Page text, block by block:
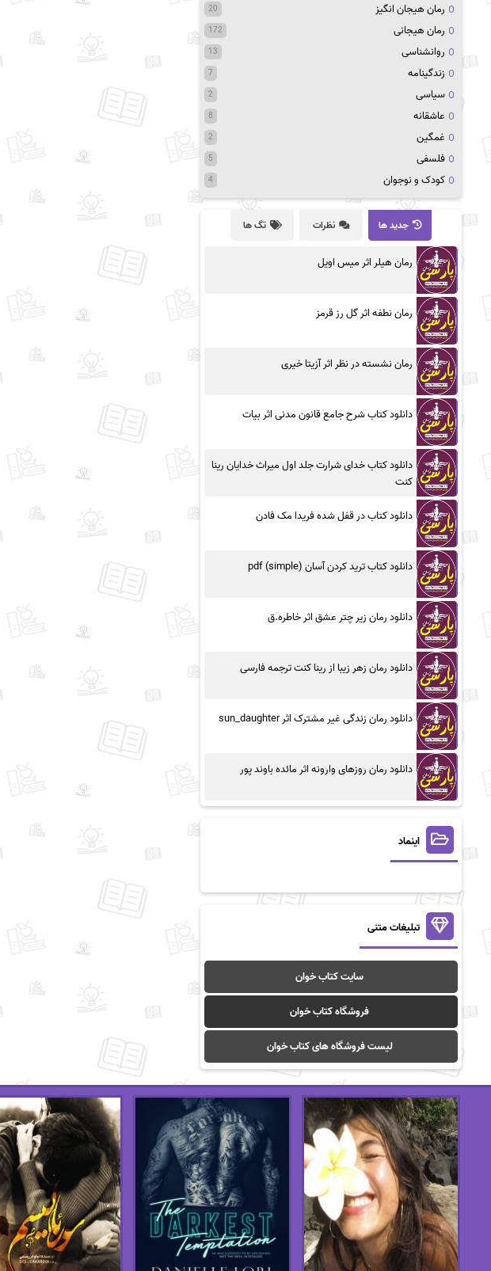
رمان هیجان انگیز 20
رمان هیجانی 172
روانشناسی 13
زندگینامه 7
سیاسی 2
عاشقانه 8
غمگین 2
فلسفی 5
کودک و نوجوان 4
جدید ها نظرات تگ ها
رمان هیلر اثر میس اویل
رمان نطفه اثر گل رز قرمز
رمان نشسته در نظر اثر آزیتا خیری
دانلود کتاب شرح جامع قانون مدنی اثر بیات
دانلود کتاب خدای شرارت جلد اول میراث خدایان رینا
کنت
دانلود کتاب در قفل شده فریدا مک فادن
دانلود کتاب ترید کردن آسان (simple) pdf
دانلود رمان زیر چتر عشق اثر خاطره.ق
دانلود رمان زهر زیبا از رینا کنت ترجمه فارسی
دانلود رمان زندگی غیر مشترک اثر sun_daughter
دانلود رمان روزهای وارونه اثر مائده باوند پور
اینماد
تبلیغات متنی
سایت کتاب خوان
فروشگاه کتاب خوان
لیست فروشگاه های کتاب خوان